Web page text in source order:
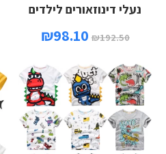
נעלי דינוזאורים לילדים
₪192.50
₪98.10